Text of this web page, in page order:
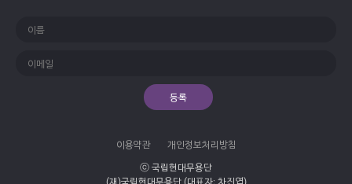
등록
이용약관 개인정보처리방침
ⓒ 국립현대무용단
(재)국립현대무용단 (대표자: 차진엽)